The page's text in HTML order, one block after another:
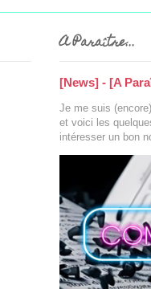
A Paraître...
[News] - [A
Je me suis
et voici les
intéresser un bon